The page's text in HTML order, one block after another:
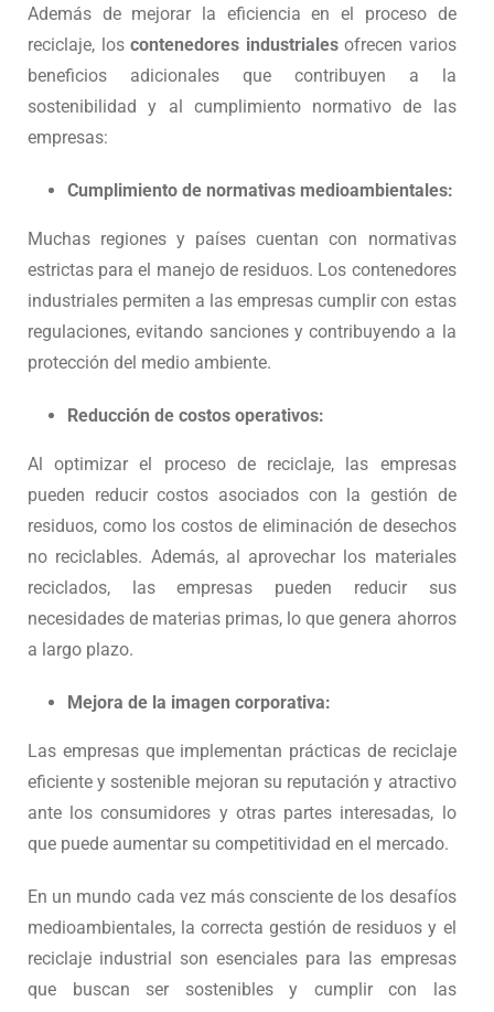
Además de mejorar la eficiencia en el proceso de
reciclaje, loscontenedores industrialesofrecen varios
beneficios adicionales que contribuyen a la
sostenibilidad y al cumplimiento normativo de las
empresas:
Cumplimiento de normativas medioambientales:
Muchas regiones y países cuentan con normativas
estrictas para el manejo de residuos. Los contenedores
industriales permiten a las empresas cumplir con estas
regulaciones, evitando sanciones y contribuyendo a la
protección del medio ambiente.
Reducción de costos operativos:
Al optimizar el proceso de reciclaje, las empresas
pueden reducir costos asociados con la gestión de
residuos, como los costos de eliminación de desechos
no reciclables. Además, al aprovechar los materiales
reciclados, las empresas pueden reducir sus
necesidades de materias primas, lo que genera ahorros
a largo plazo.
Mejora de la imagen corporativa:
Las empresas que implementan prácticas de reciclaje
eficiente y sostenible mejoran su reputación y atractivo
ante los consumidores y otras partes interesadas, lo
que puede aumentar su competitividad en el mercado.
En un mundo cada vez más consciente de los desafíos
medioambientales, la correcta gestión de residuos y el
reciclaje industrial son esenciales para las empresas
que buscan ser sostenibles y cumplir con las